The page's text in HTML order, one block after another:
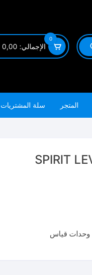
0
الإجمالي: 0,00
المتجر سلة المشتريات
وحدات قياس